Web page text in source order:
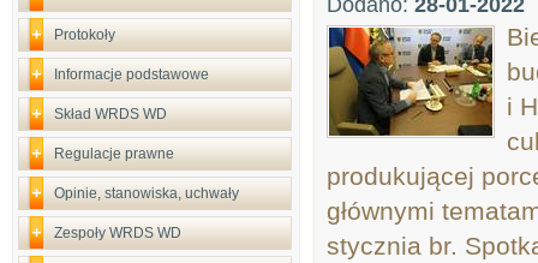
Protokoły
Informacje podstawowe
Skład WRDS WD
Regulacje prawne
Opinie, stanowiska, uchwały
Zespoły WRDS WD
Dodano: 28-01-2022
i
produkującej
głównymi
stycznia br.